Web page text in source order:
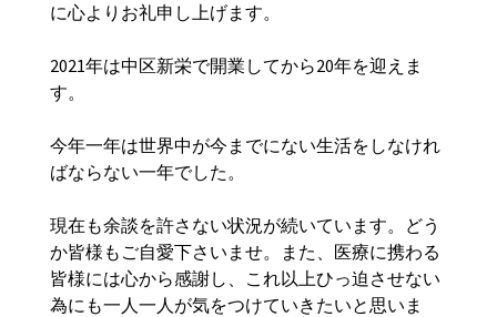
に心よりお礼申し上げます。
2021年は中区新栄で開業してから20年を迎えま
す。
今年一年は世界中が今までにない生活をしなけれ
ばならない一年でした。
現在も余談を許さない状況が続いています。どう
か皆様もご自愛下さいませ。また、医療に携わる
皆様には心から感謝し、これ以上ひっ迫させない
為にも一人一人が気をつけていきたいと思いま